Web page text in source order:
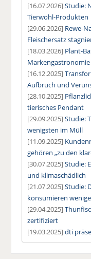
[16.07.2026]Studie:
Tierwohl-Produkten
[29.06.2026] Rewe-
Fleischersatz
[18.03.2026] Plant-
Markengastronomie
[16.12.2025]
Aufbruch und
[28.10.2025]
tierisches Pendant
[29.09.2025]Studie:
wenigsten im Müll
[11.09.2025]
gehören „zu den
[30.07.2025]Studie:
und klimaschädlich
[21.07.2025]Studie:
konsumieren
[29.04.2025]
zertifiziert
[19.03.2025]dti